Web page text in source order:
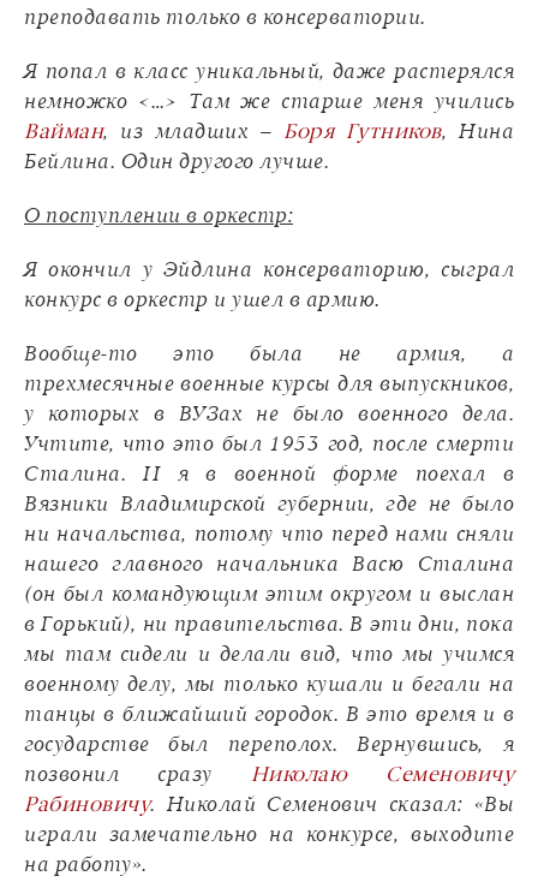
преподавать только в консерватории.
Я попал в класс уникальный, даже растерялся
немножко <…> Там же старше меня учились
Вайман, из младших – Боря Гутников, Нина
Бейлина. Один другого лучше.
О поступлении в оркестр:
Я окончил у Эйдлина консерваторию, сыграл
конкурс в оркестр и ушел в армию.
Вообще-то это была не армия, а
трехмесячные военные курсы для выпускников,
у которых в ВУЗах не было военного дела.
Учтите, что это был 1953 год, после смерти
Сталина. И я в военной форме поехал в
Вязники Владимирской губернии, где не было
ни начальства, потому что перед нами сняли
нашего главного начальника Васю Сталина
(он был командующим этим округом и выслан
в Горький), ни правительства. В эти дни, пока
мы там сидели и делали вид, что мы учимся
военному делу, мы только кушали и бегали на
танцы в ближайший городок. В это время и в
государстве был переполох. Вернувшись, я
позвонил сразу Николаю Семеновичу
Рабиновичу. Николай Семенович сказал: «Вы
играли замечательно на конкурсе, выходите
на работу».